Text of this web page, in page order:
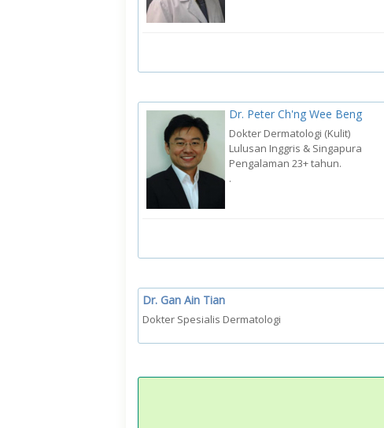
Dr. Peter Ch'ng Wee Beng
Dokter Dermatologi (Kulit)
Lulusan Inggris & Singapura
Pengalaman 23+ tahun.
.
Dr. Gan Ain Tian
Dokter Spesialis Dermatologi